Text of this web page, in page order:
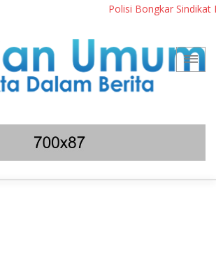
Polisi Bongkar Sindikat